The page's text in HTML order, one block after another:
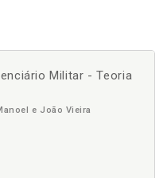
Militar - Teoria
e João Vieira